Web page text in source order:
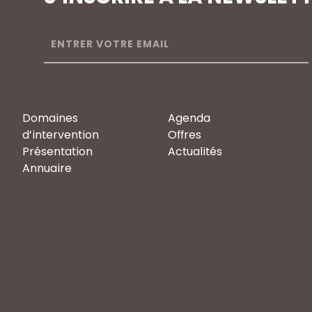
Domaines
d’intervention
Présentation
Annuaire
Agenda
Offres
Actualités